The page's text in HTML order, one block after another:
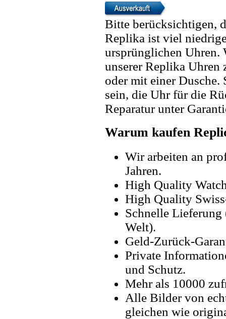
Bitte berücksichtigen,
Replika ist viel
ursprünglichen Uhren.
unserer Replika Uhren
oder mit einer
sein, die Uhr für die
Reparatur unter
Warum kaufen
Wir arbeiten an
Jahren.
High Quality
High Quality
Schnelle Lieferung
Welt).
Geld-Zurück-
Private
und Schutz.
Mehr als 10000
Alle Bilder von
gleichen wie